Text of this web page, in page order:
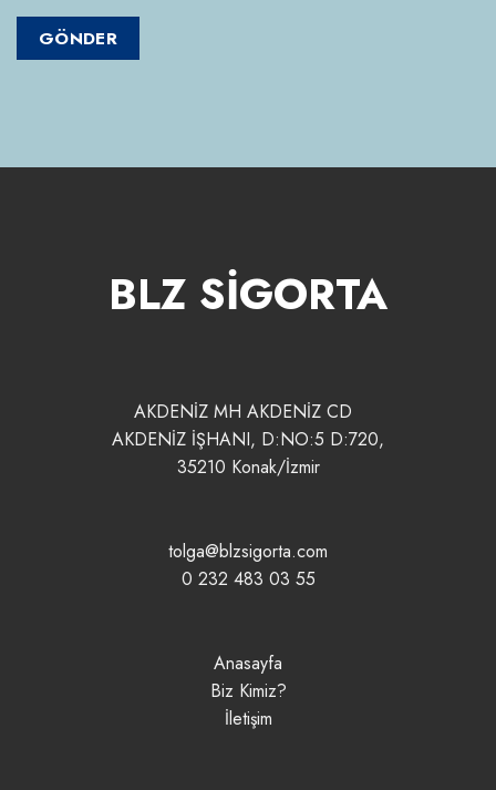
BLZ SİGORTA
AKDENİZ MH AKDENİZ CD
AKDENİZ İŞHANI, D:NO:5 D:720,
35210 Konak/İzmir
tolga@blzsigorta.com
0 232 483 03 55
Anasayfa
Biz Kimiz?
İletişim